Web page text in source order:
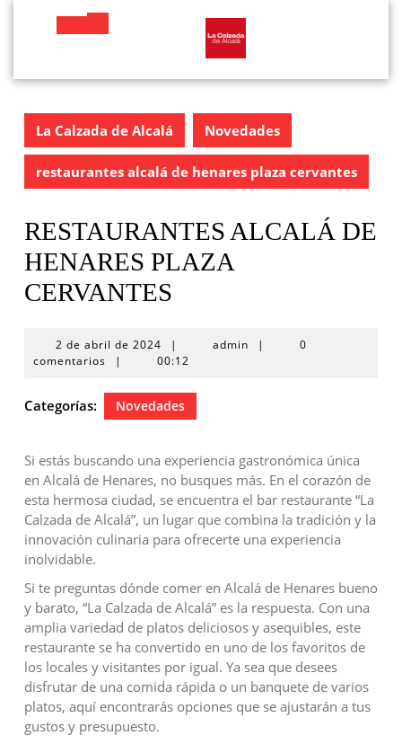
de
apertura
La Calzada de Alcalá Novedades
restaurantes alcalá de henares plaza cervantes
RESTAURANTES ALCALÁ DE
HENARES PLAZA
CERVANTES
2 de abril de 2024
de
de
2024
| admin |
0
comentarios
| 00:12
Categorías: Novedades
Si estás buscando una experiencia gastronómica única
en Alcalá de Henares, no busques más. En el corazón de
esta hermosa ciudad, se encuentra el bar restaurante “La
Calzada de Alcalá”, un lugar que combina la tradición y la
innovación culinaria para ofrecerte una experiencia
inolvidable.
Si te preguntas dónde comer en Alcalá de Henares bueno
y barato, “La Calzada de Alcalá” es la respuesta. Con una
amplia variedad de platos deliciosos y asequibles, este
restaurante se ha convertido en uno de los favoritos de
los locales y visitantes por igual. Ya sea que desees
disfrutar de una comida rápida o un banquete de varios
platos, aquí encontrarás opciones que se ajustarán a tus
gustos y presupuesto.